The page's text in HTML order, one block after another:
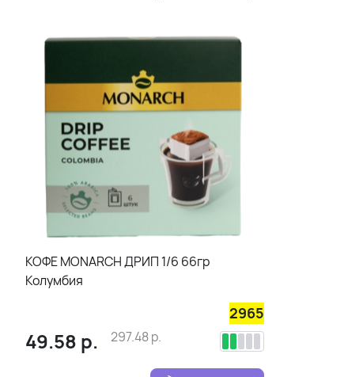
КОФЕ MONARCH ДРИП 1/6 66гр
Колумбия
2965
49.58 р. 297.48р.